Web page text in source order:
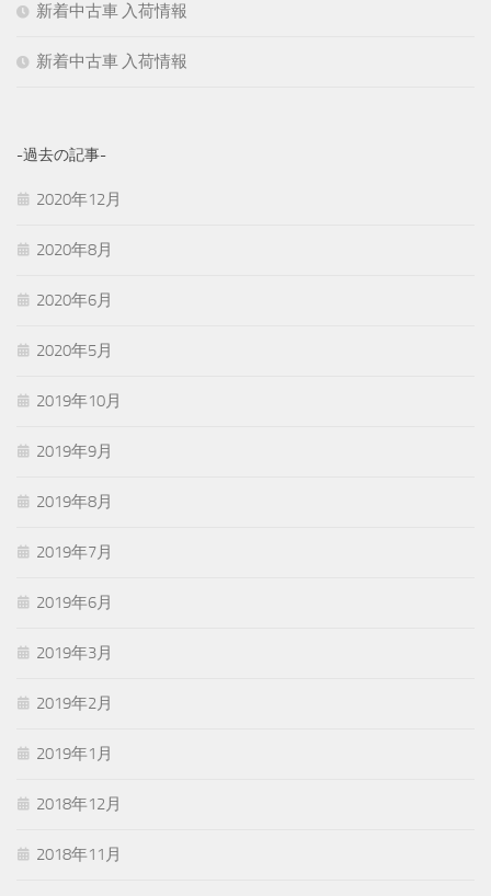
新着中古車 入荷情報
新着中古車 入荷情報
-過去の記事-
2020年12月
2020年8月
2020年6月
2020年5月
2019年10月
2019年9月
2019年8月
2019年7月
2019年6月
2019年3月
2019年2月
2019年1月
2018年12月
2018年11月